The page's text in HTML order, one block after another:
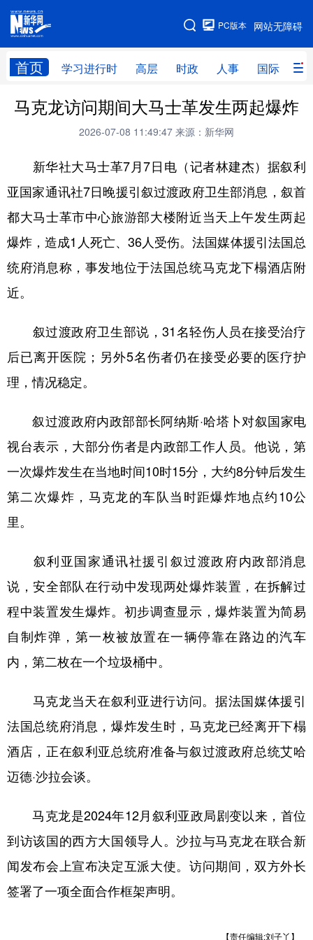
网站无障碍
PC版本
首页 学习进行时 高层 时政 人事 国际 财
网站地图
学习进行时 高层 时政 人事
财经 网评
台湾 思客智库 全球连线 教育
科技 科创 量子 体育
文化 书画 健康 军事
访谈 视频 图片 政务
学术中国 乡村振兴 银龄 溯源中国
公益 一带一路 亚太网 上市公司
文化产业
辽宁 吉林 上海 江苏
山东 河南 湖北 湖南
广东 广西
陕西 甘肃 青海 宁夏
新疆 内蒙古 黑龙江
English Español Français عربى
Русский язык 日本語 한국어
Deutsch Português
马克龙访问期间大马士革发生两起爆炸
2026-07-08 11:49:47 来源：新华网
新华社大马士革7月7日电（记者林建杰）据叙利
亚国家通讯社7日晚援引叙过渡政府卫生部消息，叙首
都大马士革市中心旅游部大楼附近当天上午发生两起
爆炸，造成1人死亡、36人受伤。法国媒体援引法国总
统府消息称，事发地位于法国总统马克龙下榻酒店附
近。
叙过渡政府卫生部说，31名轻伤人员在接受治疗
后已离开医院；另外5名伤者仍在接受必要的医疗护
理，情况稳定。
叙过渡政府内政部部长阿纳斯·哈塔卜对叙国家电
视台表示，大部分伤者是内政部工作人员。他说，第
一次爆炸发生在当地时间10时15分，大约8分钟后发生
第二次爆炸，马克龙的车队当时距爆炸地点约10公
里。
叙利亚国家通讯社援引叙过渡政府内政部消息
说，安全部队在行动中发现两处爆炸装置，在拆解过
程中装置发生爆炸。初步调查显示，爆炸装置为简易
自制炸弹，第一枚被放置在一辆停靠在路边的汽车
内，第二枚在一个垃圾桶中。
马克龙当天在叙利亚进行访问。据法国媒体援引
法国总统府消息，爆炸发生时，马克龙已经离开下榻
酒店，正在叙利亚总统府准备与叙过渡政府总统艾哈
迈德·沙拉会谈。
马克龙是2024年12月叙利亚政局剧变以来，首位
到访该国的西方大国领导人。沙拉与马克龙在联合新
闻发布会上宣布决定互派大使。访问期间，双方外长
签署了一项全面合作框架声明。
【责任编辑:刘子丫】